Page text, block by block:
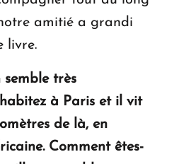
amitié a grandi
livre.
très
à Paris et il vit
de là, en
Comment êtes-